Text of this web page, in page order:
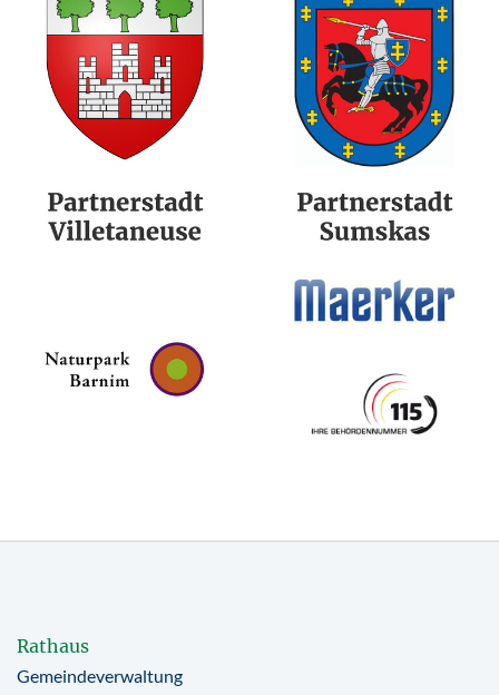
Rathaus
Gemeindeverwaltung